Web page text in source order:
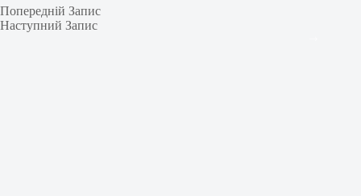
Попередній Запис
Наступний Запис